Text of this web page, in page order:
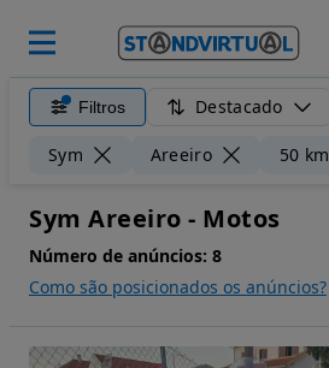
Filtros Destacado
Sym Areeiro 50 km
Sym Areeiro - Motos
Número de anúncios: 8
Como são posicionados os anúncios?